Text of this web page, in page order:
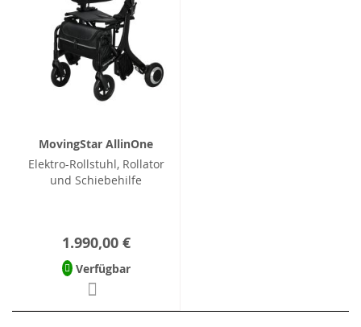
MovingStar AllinOne
Elektro-Rollstuhl, Rollator
und Schiebehilfe
1.990,00 €
Verfügbar